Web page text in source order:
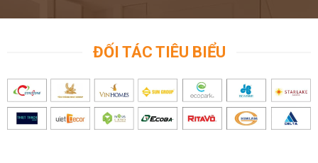
ĐỐI TÁC TIÊU BIỂU